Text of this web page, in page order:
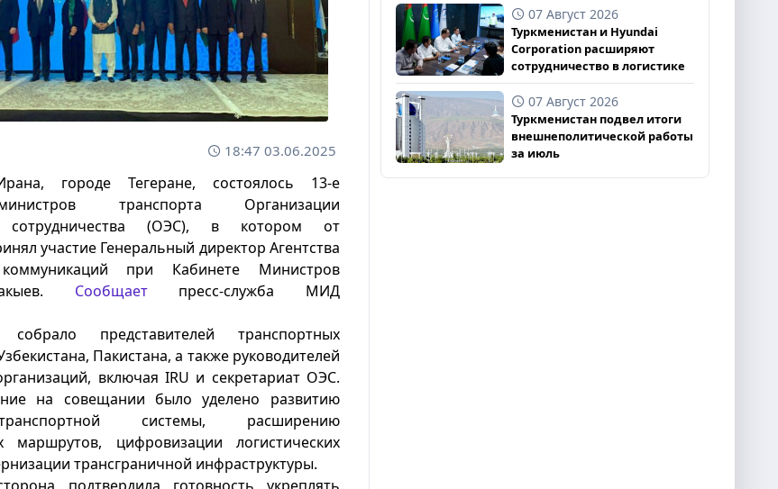
18:47 03.06.2025
городе Тегеране, состоялось 13-е
транспорта Организации
сотрудничества (ОЭС), в котором от
участие Генеральный директор Агентства
при Кабинете Министров
Сообщаетпресс-служба МИД
собрало представителей транспортных
Пакистана, а также руководителей
включая IRU и секретариат ОЭС.
на совещании было уделено развитию
системы, расширению
маршрутов, цифровизации логистических
трансграничной инфраструктуры.
07 Август 2026
Туркменистан и Hyundai
Corporation расширяют
сотрудничество в логистике
07 Август 2026
Туркменистан подвел итоги
внешнеполитической работы
за июль